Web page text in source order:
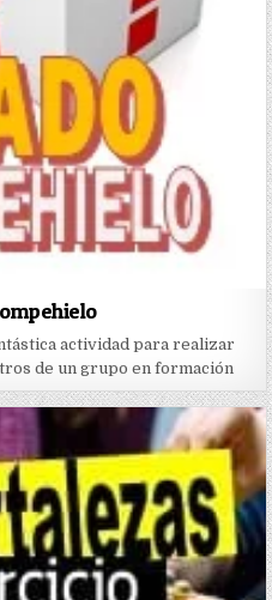
actividad para realizar
de un grupo en formación